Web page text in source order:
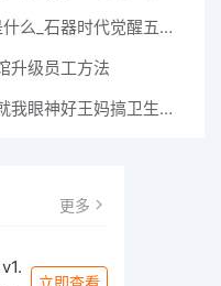
石器时代觉醒五兄弟之谜答案是什么_石器时代觉醒五兄弟之谜答案大全一览
升级员工方法
就我眼神好王妈搞卫生怎么过_就我眼神好王妈搞卫生把房间打扫干净通关攻略
更多
立即查看